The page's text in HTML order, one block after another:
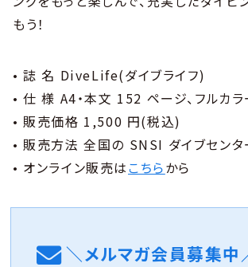
もう！
• 誌 名 DiveLife(ダイブライフ)
• 仕 様 A4・本文 152 ページ、フルカラ
• 販売価格 1,500 円(税込)
• 販売方法 全国の SNSI ダイブセン
• オンライン販売はこちらから
＼メルマガ会員募集中